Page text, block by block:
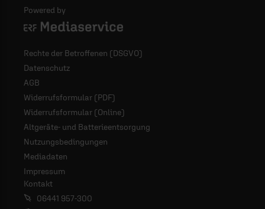
Powered by
Logo - ERF Mediaservice
Rechte der Betroffenen (DSGVO)
Datenschutz
AGB
Widerrufsformular (PDF)
Widerrufsformular (Online)
Altgeräte- und Batterieentsorgung
Nutzungsbedingungen
Mediadaten
Impressum
Kontakt
06441 957-300